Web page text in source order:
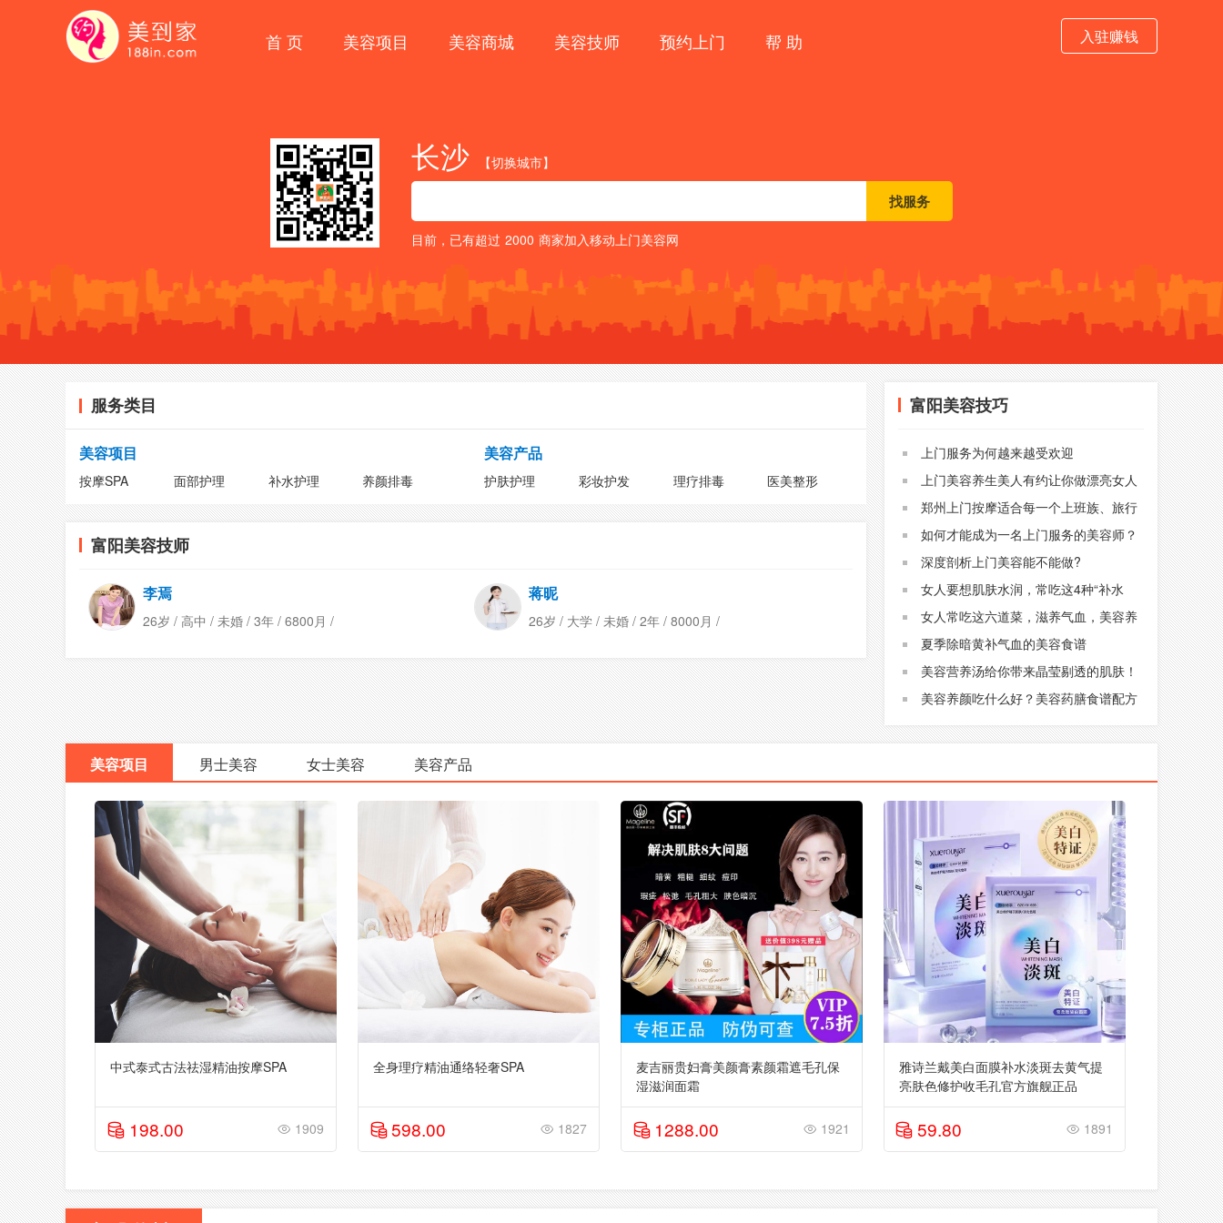
首 页 美容项目 美容商城 美容技师 预约上门 帮 助 入驻赚钱
长沙 【切换城市】
目前，已有超过 2000 商家加入移动上门美容网
服务类目
美容项目
按摩SPA 面部护理 补水护理 养颜排毒
美容产品
护肤护理 彩妆护发 理疗排毒 医美整形
富阳美容技师
李焉
26岁 / 高中 / 未婚 / 3年 / 6800月 /
蒋昵
26岁 / 大学 / 未婚 / 2年 / 8000月 /
富阳美容技巧
上门服务为何越来越受欢迎
上门美容养生美人有约让你做漂亮女人
郑州上门按摩适合每一个上班族、旅行
如何才能成为一名上门服务的美容师？
深度剖析上门美容能不能做?
女人要想肌肤水润，常吃这4种“补水
菜”，美白淡斑，好吃还不贵
女人常吃这六道菜，滋养气血，美容养
夏季除暗黄补气血的美容食谱
美容营养汤给你带来晶莹剔透的肌肤！
美容养颜吃什么好？美容药膳食谱配方
美容项目 男士美容 女士美容 美容产品
中式泰式古法祛湿精油按摩SPA
198.00 1909
全身理疗精油通络轻奢SPA
598.00 1827
麦吉丽贵妇膏美颜膏素颜霜遮毛孔保
湿滋润面霜
1288.00 1921
雅诗兰戴美白面膜补水淡斑去黄气提
亮肤色修护收毛孔官方旗舰正品
59.80 1891